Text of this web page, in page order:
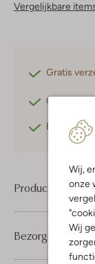
Wij,
onze
Wij
Vergelijkbare
Gratis
Gratis
Betaal
Product
Bezorgen &